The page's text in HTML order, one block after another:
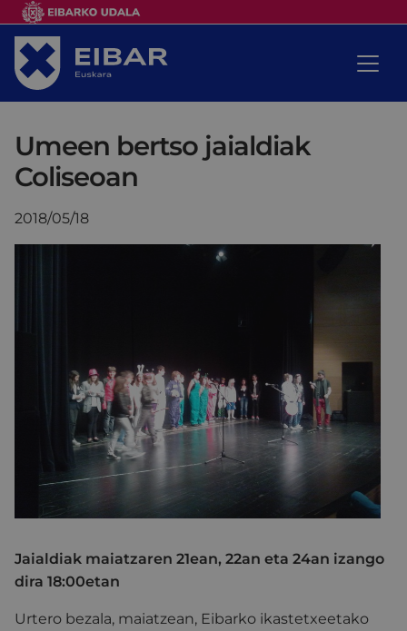
Umeen bertso jaialdiak
Coliseoan
2018/05/18
Jaialdiak maiatzaren 21ean, 22an eta 24an izango
dira 18:00etan
Urtero bezala, maiatzean, Eibarko ikastetxeetako